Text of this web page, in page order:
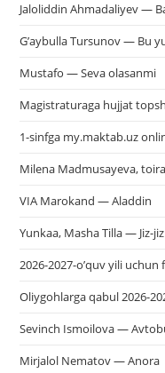
Jaloliddin Ahmadaliyev —
G’aybulla Tursunov — Bu
Mustafo — Seva olasanmi
Magistraturaga hujjat
1-sinfga my.maktab.uz
Milena Madmusayeva,
VIA Marokand — Aladdin
Yunkaa, Masha Tilla — Jiz-jiz
2026-2027-o’quv yili
Oliygohlarga qabul 2026-
Sevinch Ismoilova —
Mirjalol Nematov — Anora